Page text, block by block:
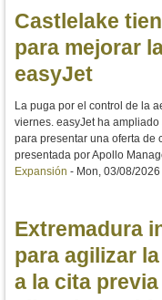
Castlelake
para mejorar
easyJet
La puga por el control de la
viernes. easyJet ha
para presentar una oferta de
presentada por Apollo
Expansión - Mon, 03/08/
Extremadura
para agilizar
a la cita